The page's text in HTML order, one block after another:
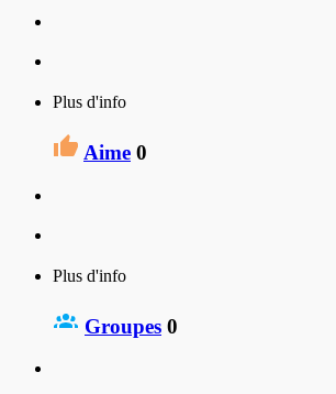
Plus d'info
Aime 0
Plus d'info
Groupes 0